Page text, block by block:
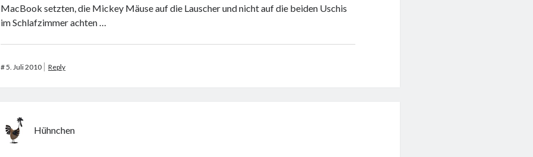
MacBook setzten, die Mickey Mäuse auf die Lauscher und nicht auf die beiden Uschis
im Schlafzimmer achten …
#5. Juli 2010 Reply
Hühnchen